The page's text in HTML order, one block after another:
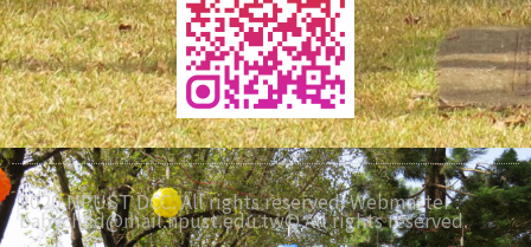
2020 NPUST DCC. All rights reserved. Webmaster :
babychild@mail.npust.edu.tw© All rights reserved.